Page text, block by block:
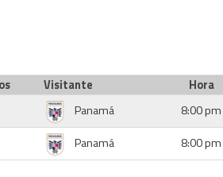
Visitante
Hora
Panamá
8:00 pm
Panamá 8:00 pm